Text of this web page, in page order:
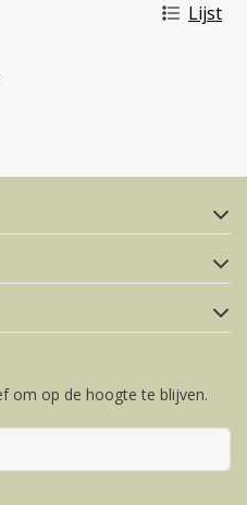
Lijst
om op de hoogte te blijven.